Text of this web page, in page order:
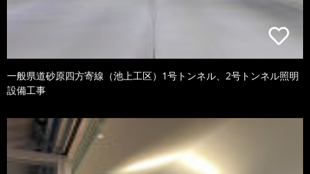
一般県道砂原四方寄線（池上工区）1号トンネル、2号トンネル照明
設備工事